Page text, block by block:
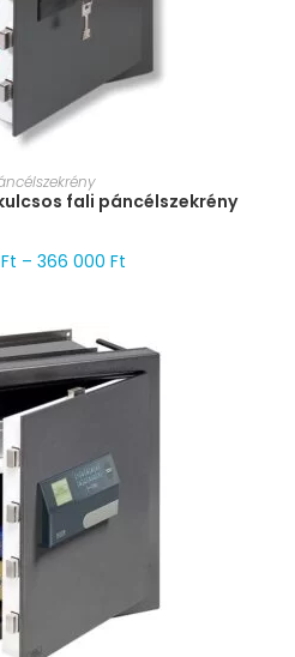
VÁLASZTÁSA
fali páncélszekrény
Ft – 366 000 Ft